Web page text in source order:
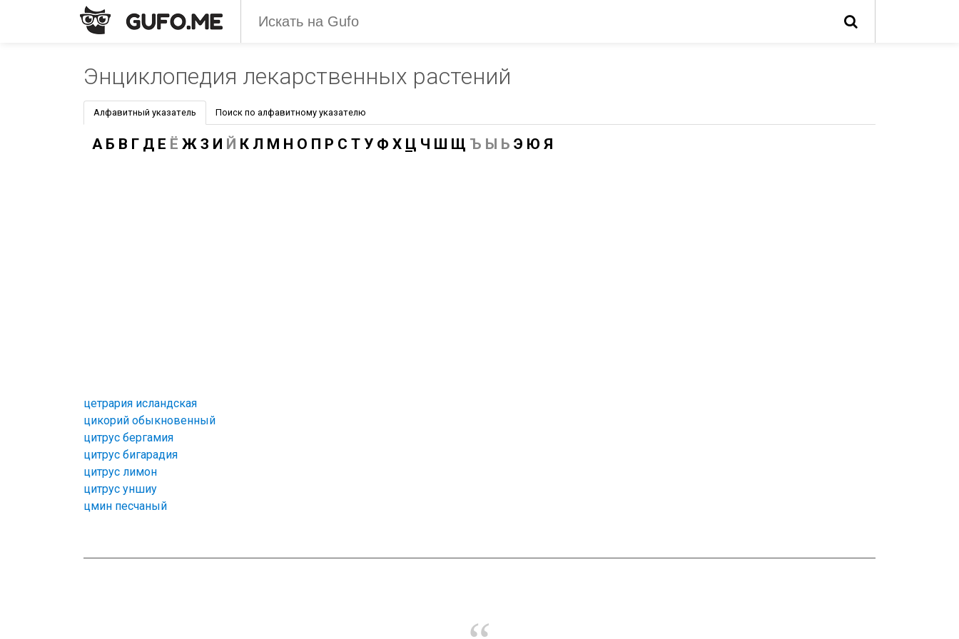
Энциклопедия лекарственных растений
Алфавитный указатель Поиск по алфавитному указателю
А Б В Г Д Е Ё Ж З И Й К Л М Н О П Р С Т У Ф Х Ц Ч Ш Щ Ъ Ы Ь Э Ю Я
цетрария исландская
цикорий обыкновенный
цитрус бергамия
цитрус бигарадия
цитрус лимон
цитрус уншиу
цмин песчаный